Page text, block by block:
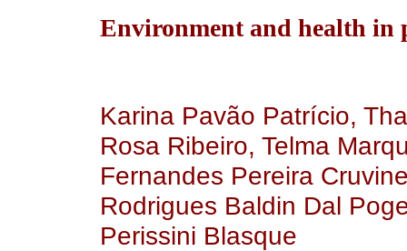
Environment and health in
Karina Pavão Patrício,
Rosa Ribeiro, Telma
Fernandes Pereira
Rodrigues Baldin Dal
Perissini Blasque